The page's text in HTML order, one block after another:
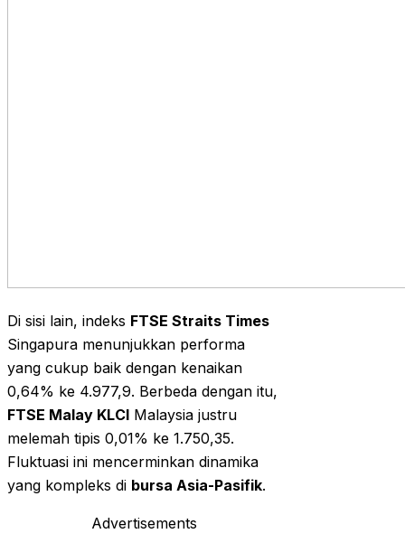
Di sisi lain, indeks FTSE Straits Times
Singapura menunjukkan performa
yang cukup baik dengan kenaikan
0,64% ke 4.977,9. Berbeda dengan itu,
FTSE Malay KLCI Malaysia justru
melemah tipis 0,01% ke 1.750,35.
Fluktuasi ini mencerminkan dinamika
yang kompleks di bursa Asia-Pasifik.
Advertisements